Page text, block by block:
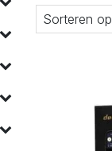
Sorteren op